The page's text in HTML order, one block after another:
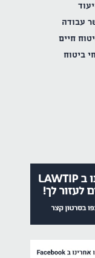
עבודה
חיים
ביטוח